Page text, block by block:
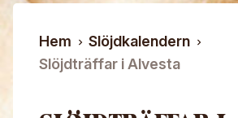
Kontakt
Medlemsföreningar
Medlemskap
Vår verksamhet
Hem
Slöjdkalendern
Slöjdträffar i Alvesta